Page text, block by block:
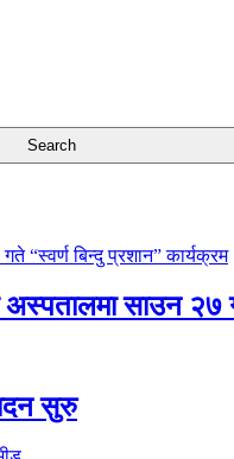
अस्पतालमा साउन
सुरु